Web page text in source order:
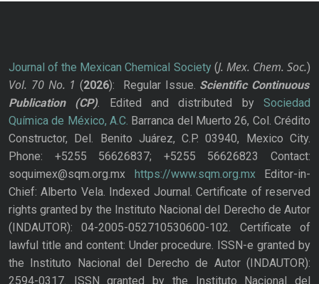
Journal of the Mexican Chemical Society(J. Mex. Chem. Soc.)
Vol. 70 No. 1 (2026): Regular Issue. Scientific Continuous
Publication
(CP). Edited and distributed bySociedad
Química de México, A.C. Barranca del Muerto 26, Col. Crédito
Constructor, Del. Benito Juárez, C.P. 03940, Mexico City.
Phone: +5255 56626837; +5255 56626823 Contact:
soquimex@sqm.org.mx https://www.sqm.org.mxEditor-in-
Chief: Alberto Vela. Indexed Journal. Certificate of reserved
rights granted by the Instituto Nacional del Derecho de Autor
(INDAUTOR): 04-2005-052710530600-102. Certificate of
lawful title and content: Under procedure. ISSN-e granted by
the Instituto Nacional del Derecho de Autor (INDAUTOR):
2594-0317. ISSN granted by the Instituto Nacional del